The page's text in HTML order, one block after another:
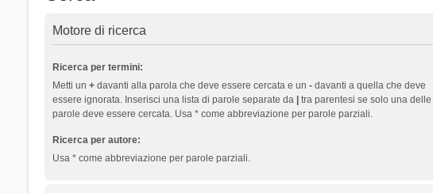
Motore di ricerca
Ricerca per termini:
Metti un +davanti alla parola che deve essere cercata e un -davanti a quella che deve
essere ignorata. Inserisci una lista di parole separate da |tra parentesi se solo una delle
parole deve essere cercata. Usa * come abbreviazione per parole parziali.
Ricerca per autore:
Usa * come abbreviazione per parole parziali.